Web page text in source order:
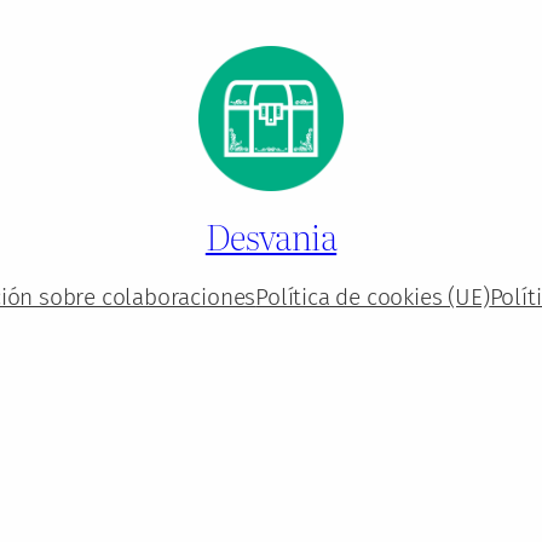
Desvania
sobre colaboracionesPolítica de cookies (UE)